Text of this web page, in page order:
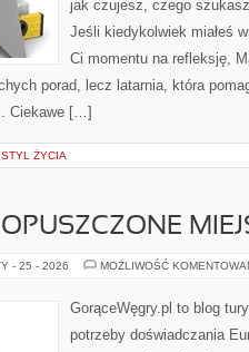
jak czujesz, czego
Jeśli kiedykolwiek miałeś
Ci momentu na refleksję,
porad, lecz latarnia, która
Ciekawe […]
ŻYCIA
OPUSZCZONE
- 25 - 2026 MOŻLIWOŚĆ
GorąceWęgry.pl to blog
potrzeby doświadczania